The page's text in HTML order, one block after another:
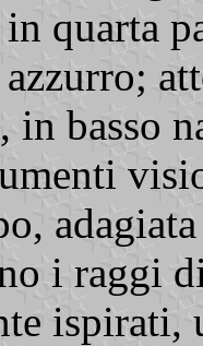
in quarta
in basso
i raggi
ispirati,